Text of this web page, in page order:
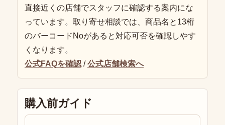
直接近くの店舗でスタッフに確認する案内にな
っています。取り寄せ相談では、商品名と13桁
のバーコードNoがあると対応可否を確認しやす
くなります。
公式FAQを確認 /公式店舗検索へ
購入前ガイド